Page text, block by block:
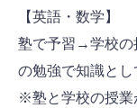
【英語・数学】
塾で予習→学校の
の勉強で知識と
※塾と学校の授業